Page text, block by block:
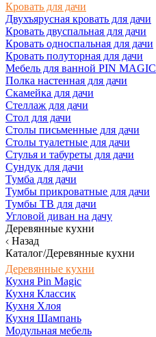
Кровать для дачи
Двухъярусная кровать для дачи
Кровать двуспальная для дачи
Кровать односпальная для дачи
Кровать полуторная для дачи
Мебель для ванной PIN MAGIC
Полка настенная для дачи
Скамейка для дачи
Стеллаж для дачи
Стол для дачи
Столы письменные для дачи
Столы туалетные для дачи
Стулья и табуреты для дачи
Сундук для дачи
Тумба для дачи
Тумбы прикроватные для дачи
Тумбы ТВ для дачи
Угловой диван на дачу
Деревянные кухни
Назад
Каталог/Деревянные кухни
Деревянные кухни
Кухня Pin Magic
Кухня Классик
Кухня Хлоя
Кухня Шампань
Модульная мебель